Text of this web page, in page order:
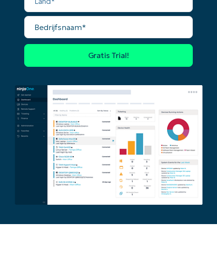
Bedrijfsnaam*
Begin uw trial van 14 dagen
Geen creditcard nodig, volledige toegang tot